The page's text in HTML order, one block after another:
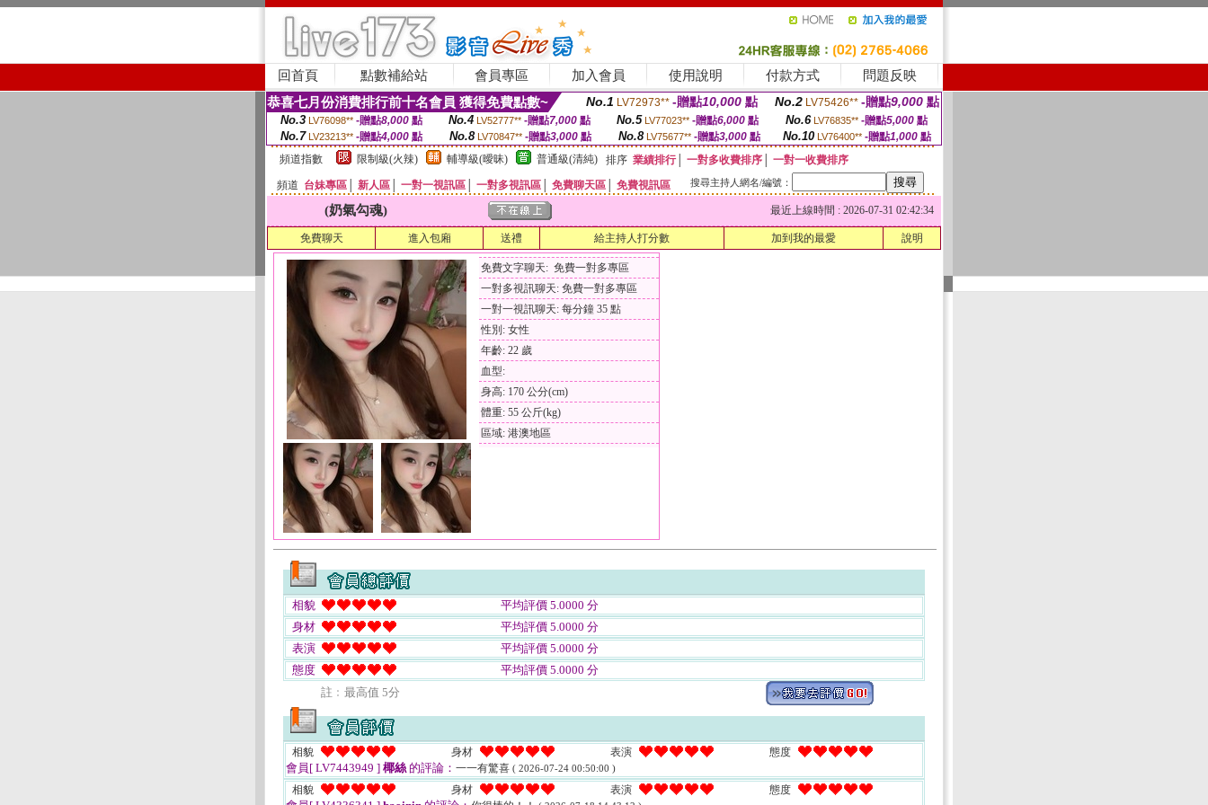
回首頁 點數補給站 會員專區 加入會員 使用說明 付款方式 問題反映
恭喜七月份消費排行前十名會員 獲得免費點數~ No.1 LV72973** -贈點10,000 點 No.2 LV75426** -贈點9,000 點
No.3 LV76098** -贈點8,000點 No.4 LV52777** -贈點7,000點 No.5 LV77023** -贈點6,000點 No.6 LV76835** -贈點5,000點
No.7 LV23213** -贈點4,000 點 No.8 LV70847** -贈點3,000 點 No.8 LV75677** -贈點3,000點 No.10 LV76400** -贈點1,000 點
頻道指數
限制級(火辣) 輔導級(曖昧) 普通級(清純) 排序 業績排行│ 一對多收費排序
一對一收費排序
頻道 台妹專區 新人區 一對一視訊區 一對多視訊區 免費聊天區 免費視訊區 搜尋主持人網名/編號：
(奶氣勾魂) 最近上線時間 : 2026-07-31 02:42:34
免費聊天 進入包廂 送禮 給主持人打分數 加到我的最愛 說明
免費文字聊天: 免費一對多專區
一對多視訊聊天: 免費一對多專區
一對一視訊聊天: 每分鐘 35 點
性別: 女性
年齡: 22 歲
血型:
身高: 170 公分(cm)
體重: 55 公斤(kg)
區域: 港澳地區
相貌
平均評價 5.0000 分
身材
平均評價 5.0000 分
表演
平均評價 5.0000 分
態度
平均評價 5.0000 分
註﹕最高值 5分
相貌 身材 表演 態度
會員[ LV7443949 ] 椰絲 的評論： 一一有驚喜 ( 2026-07-24 00:50:00 )
相貌 身材 表演 態度